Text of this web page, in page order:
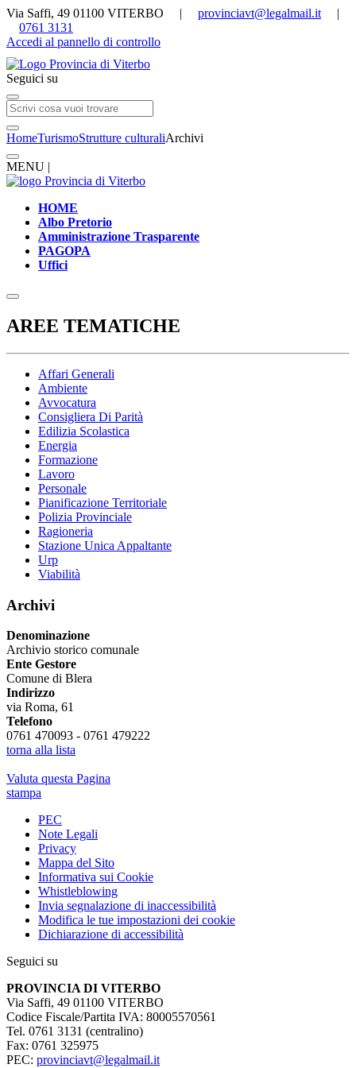
Via Saffi, 49 01100 VITERBO | provinciavt@legalmail.it |
0761 3131
Accedi al pannello di controllo
Seguici su
HomeTurismoStrutture culturaliArchivi
MENU |
HOME
Albo Pretorio
Amministrazione Trasparente
PAGOPA
Uffici
AREE TEMATICHE
Affari Generali
Ambiente
Avvocatura
Consigliera Di Parità
Edilizia Scolastica
Energia
Formazione
Lavoro
Personale
Pianificazione Territoriale
Polizia Provinciale
Ragioneria
Stazione Unica Appaltante
Urp
Viabilità
Archivi
Denominazione
Archivio storico comunale
Ente Gestore
Comune di Blera
Indirizzo
via Roma, 61
Telefono
0761 470093 - 0761 479222
torna alla lista
Valuta questa Pagina
stampa
PEC
Note Legali
Privacy
Mappa del Sito
Informativa sui Cookie
Whistleblowing
Invia segnalazione di inaccessibilità
Modifica le tue impostazioni dei cookie
Dichiarazione di accessibilità
Seguici su
PROVINCIA DI VITERBO
Via Saffi, 49 01100 VITERBO
Codice Fiscale/Partita IVA: 80005570561
Tel. 0761 3131 (centralino)
Fax: 0761 325975
PEC: provinciavt@legalmail.it